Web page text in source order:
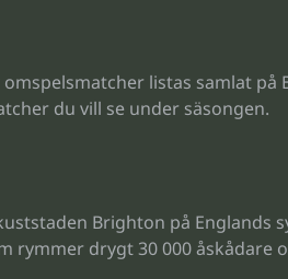
listas samlat
du vill se under säsongen.
Brighton på Englands
rymmer drygt 30 000